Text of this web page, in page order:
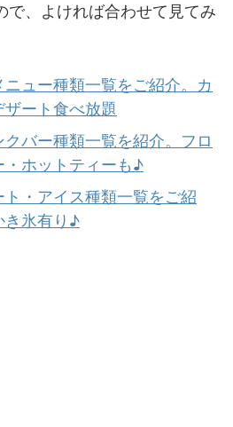
で、よければ合わせて見てみ
ニュー種類一覧をご紹介。カ
ート食べ放題
クバー種類一覧を紹介。フロ
・ホットティーも♪
ト・アイス種類一覧をご紹
き氷有り♪